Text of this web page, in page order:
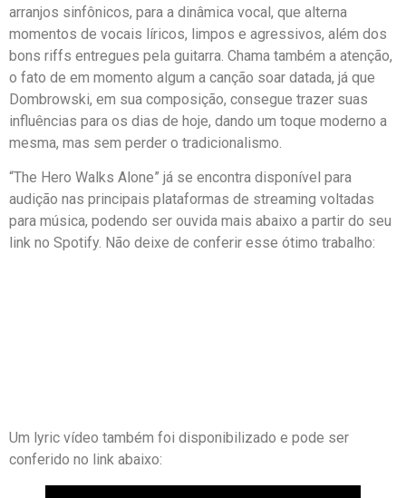
arranjos sinfônicos, para a dinâmica vocal, que alterna
momentos de vocais líricos, limpos e agressivos, além dos
bons riffs entregues pela guitarra. Chama também a atenção,
o fato de em momento algum a canção soar datada, já que
Dombrowski, em sua composição, consegue trazer suas
influências para os dias de hoje, dando um toque moderno a
mesma, mas sem perder o tradicionalismo.
“The Hero Walks Alone” já se encontra disponível para
audição nas principais plataformas de streaming voltadas
para música, podendo ser ouvida mais abaixo a partir do seu
link no Spotify. Não deixe de conferir esse ótimo trabalho:
Um lyric vídeo também foi disponibilizado e pode ser
conferido no link abaixo: